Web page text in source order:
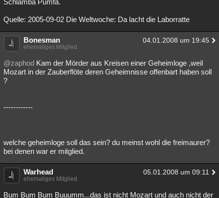
Schlamba Pumfa.
Quelle: 2005-09-02 Die Weltwoche: Da lacht die Laborratte
Bonesman 04.01.2008 um 19:45
ehemaliges Mitglied
@zaphod Kam der Mörder aus Kreisen einer Geheimloge ,weil
Mozart in der Zauberflöte deren Geheimnisse offenbart haben soll
?
------------
welche geheimloge soll das sein? du meinst wohl die freimaurer?
bei denen war er mitglied.
Warhead 05.01.2008 um 09:11
ehemaliges Mitglied
Bum Bum Bum Buuumm...das ist nicht Mozart und auch nicht der